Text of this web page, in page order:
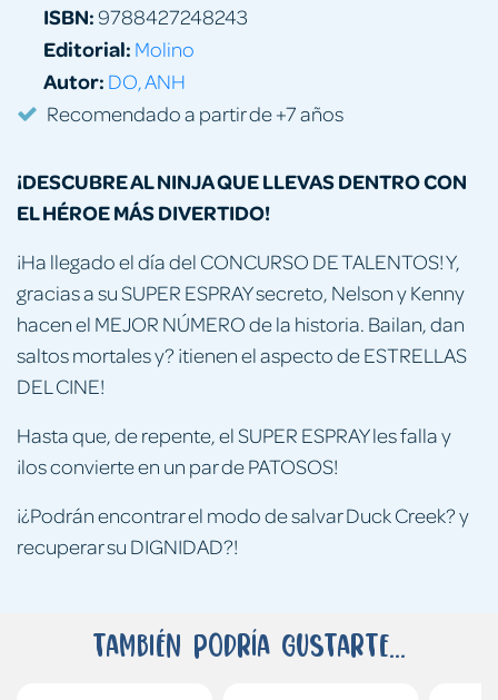
¡DESCUBRE AL NINJA QUE LLEVAS DENTRO CON
EL HÉROE MÁS DIVERTIDO!
¡Ha llegado el día del CONCURSO DE TALENTOS! Y,
gracias a su SUPER ESPRAY secreto, Nelson y Kenny
hacen el MEJOR NÚMERO de la historia. Bailan, dan
saltos mortales y? ¡tienen el aspecto de ESTRELLAS
DEL CINE!
Hasta que, de repente, el SUPER ESPRAY les falla y
¡los convierte en un par de PATOSOS!
¡¿Podrán encontrar el modo de salvar Duck Creek? y
recuperar su DIGNIDAD?!
ISBN:9788427248243
Editorial: Molino
Autor: DO, ANH
Recomendado a partir de +7 años
También podría gustarte...